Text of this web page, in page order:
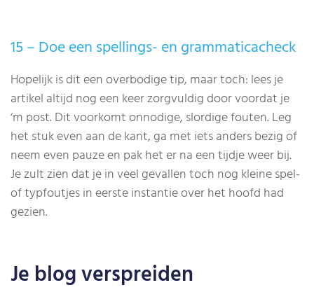
15 – Doe een spellings- en grammaticacheck
Hopelijk is dit een overbodige tip, maar toch: lees je
artikel altijd nog een keer zorgvuldig door voordat je
‘m post. Dit voorkomt onnodige, slordige fouten. Leg
het stuk even aan de kant, ga met iets anders bezig of
neem even pauze en pak het er na een tijdje weer bij.
Je zult zien dat je in veel gevallen toch nog kleine spel-
of typfoutjes in eerste instantie over het hoofd had
gezien.
Je blog verspreiden